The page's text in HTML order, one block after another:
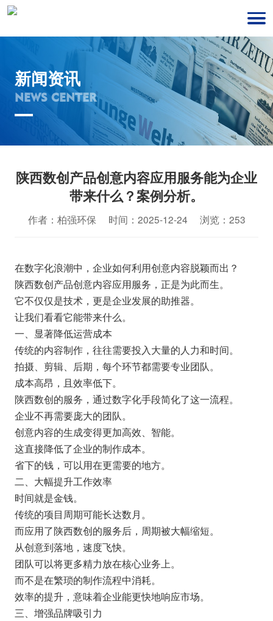
新闻资讯
NEWS CENTER
陕西数创产品创意内容应用服务能为企业
带来什么？案例分析。
作者：柏强环保 时间：2025-12-24 浏览：253
在数字化浪潮中，企业如何利用创意内容脱颖而出？
陕西数创产品创意内容应用服务，正是为此而生。
它不仅仅是技术，更是企业发展的助推器。
让我们看看它能带来什么。
一、显著降低运营成本
传统的内容制作，往往需要投入大量的人力和时间。
拍摄、剪辑、后期，每个环节都需要专业团队。
成本高昂，且效率低下。
陕西数创的服务，通过数字化手段简化了这一流程。
企业不再需要庞大的团队。
创意内容的生成变得更加高效、智能。
这直接降低了企业的制作成本。
省下的钱，可以用在更需要的地方。
二、大幅提升工作效率
时间就是金钱。
传统的项目周期可能长达数月。
而应用了陕西数创的服务后，周期被大幅缩短。
从创意到落地，速度飞快。
团队可以将更多精力放在核心业务上。
而不是在繁琐的制作流程中消耗。
效率的提升，意味着企业能更快地响应市场。
三、增强品牌吸引力